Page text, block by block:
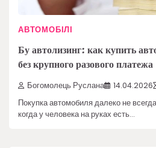
АВТОМОБІЛІ
Бу автолизинг: как купить
без крупного разового платежа
Богомолець Руслана 14.04.2026
Покупка автомобиля далеко не
когда у человека на руках есть…